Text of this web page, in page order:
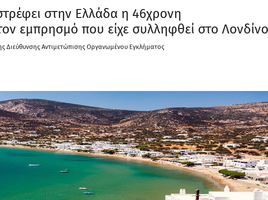
στην Ελλάδα η 46χρονη
εμπρησμό που είχε συλληφθεί στο Λονδίνο
Διεύθυνσης Αντιμετώπισης Οργανωμένου Εγκλήματος